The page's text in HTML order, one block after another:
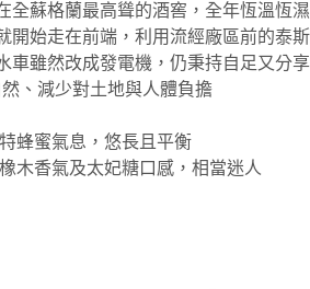
蘇格蘭最高聳的酒窖，全年恆溫恆
始走在前端，利用流經廠區前的泰
雖然改成發電機，仍秉持自足又分享
、減少對土地與人體負擔
蜂蜜氣息，悠長且平衡
木香氣及太妃糖口感，相當迷人